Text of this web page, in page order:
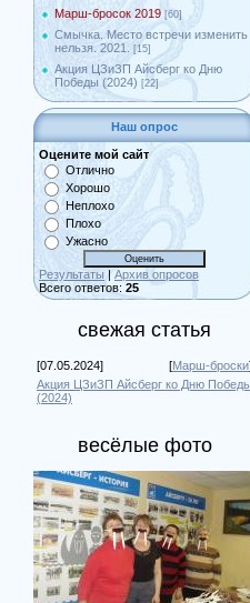
Марш-бросок 2019 [60]
Смычка. Место встречи изменить
нельзя. 2021.
[15]
Акция ЦЗиЗП Айсберг ко Дню
Победы (2024) [22]
Наш опрос
Оцените мой сайт
Отлично
Хорошо
Неплохо
Плохо
Ужасно
Результаты | Архив опросов
Всего ответов: 25
свежая статья
[07.05.2024] [Марш-броски
Акция ЦЗиЗП Айсберг ко Дню Победы
(2024)
весёлые фото